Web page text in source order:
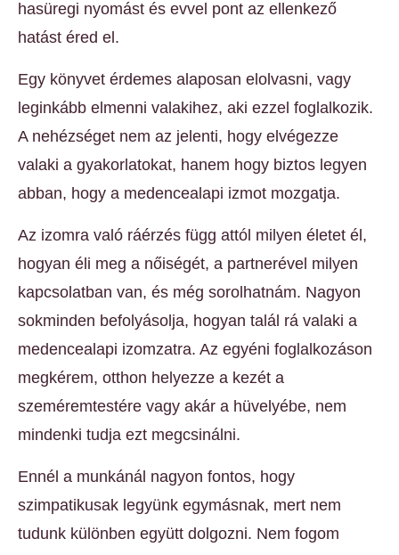
hasüregi nyomást és evvel pont az ellenkező
hatást éred el.
Egy könyvet érdemes alaposan elolvasni, vagy
leginkább elmenni valakihez, aki ezzel foglalkozik.
A nehézséget nem az jelenti, hogy elvégezze
valaki a gyakorlatokat, hanem hogy biztos legyen
abban, hogy a medencealapi izmot mozgatja.
Az izomra való ráérzés függ attól milyen életet él,
hogyan éli meg a nőiségét, a partnerével milyen
kapcsolatban van, és még sorolhatnám. Nagyon
sokminden befolyásolja, hogyan talál rá valaki a
medencealapi izomzatra. Az egyéni foglalkozáson
megkérem, otthon helyezze a kezét a
szeméremtestére vagy akár a hüvelyébe, nem
mindenki tudja ezt megcsinálni.
Ennél a munkánál nagyon fontos, hogy
szimpatikusak legyünk egymásnak, mert nem
tudunk különben együtt dolgozni. Nem fogom